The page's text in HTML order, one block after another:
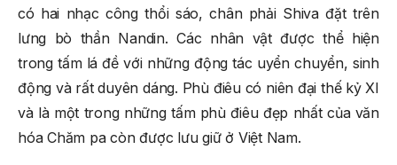
có hai nhạc công thổi sáo, chân phải Shiva đặt trên
lưng bò thần Nandin. Các nhân vật được thể hiện
trong tấm lá đề với những động tác uyển chuyển, sinh
động và rất duyên dáng. Phù điêu có niên đại thế kỷ XI
và là một trong những tấm phù điêu đẹp nhất của văn
hóa Chăm pa còn được lưu giữ ở Việt Nam.